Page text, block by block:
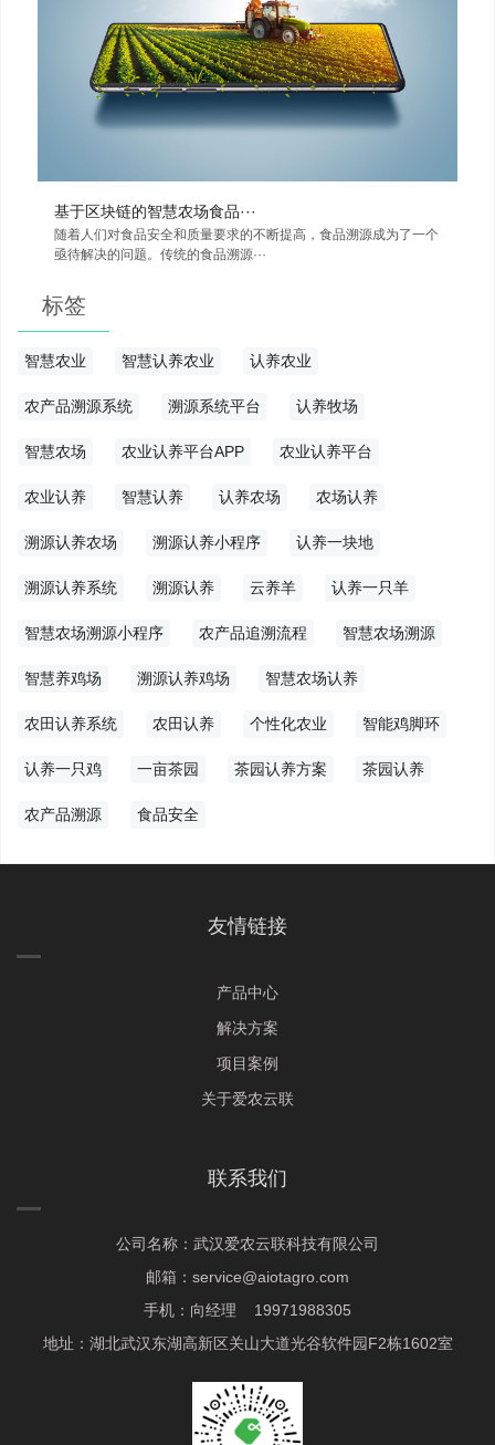
基于区块链的智慧农场食品···
随着人们对食品安全和质量要求的不断提高，食品溯源成为了一个
亟待解决的问题。传统的食品溯源···
标签
智慧农业 智慧认养农业 认养农业
农产品溯源系统 溯源系统平台 认养牧场
智慧农场 农业认养平台APP 农业认养平台
农业认养 智慧认养 认养农场 农场认养
溯源认养农场 溯源认养小程序 认养一块地
溯源认养系统 溯源认养 云养羊 认养一只羊
智慧农场溯源小程序 农产品追溯流程 智慧农场溯源
智慧养鸡场 溯源认养鸡场 智慧农场认养
农田认养系统 农田认养 个性化农业 智能鸡脚环
认养一只鸡 一亩茶园 茶园认养方案 茶园认养
农产品溯源 食品安全
友情链接
产品中心
解决方案
项目案例
关于爱农云联
联系我们
公司名称：武汉爱农云联科技有限公司
邮箱：service@aiotagro.com
手机：向经理 19971988305
地址：湖北武汉东湖高新区关山大道光谷软件园F2栋1602室